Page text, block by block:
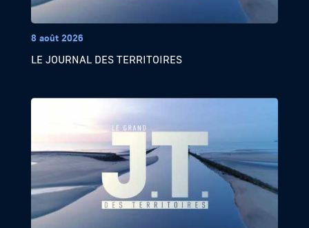
8 août 2026
LE JOURNAL DES TERRITOIRES